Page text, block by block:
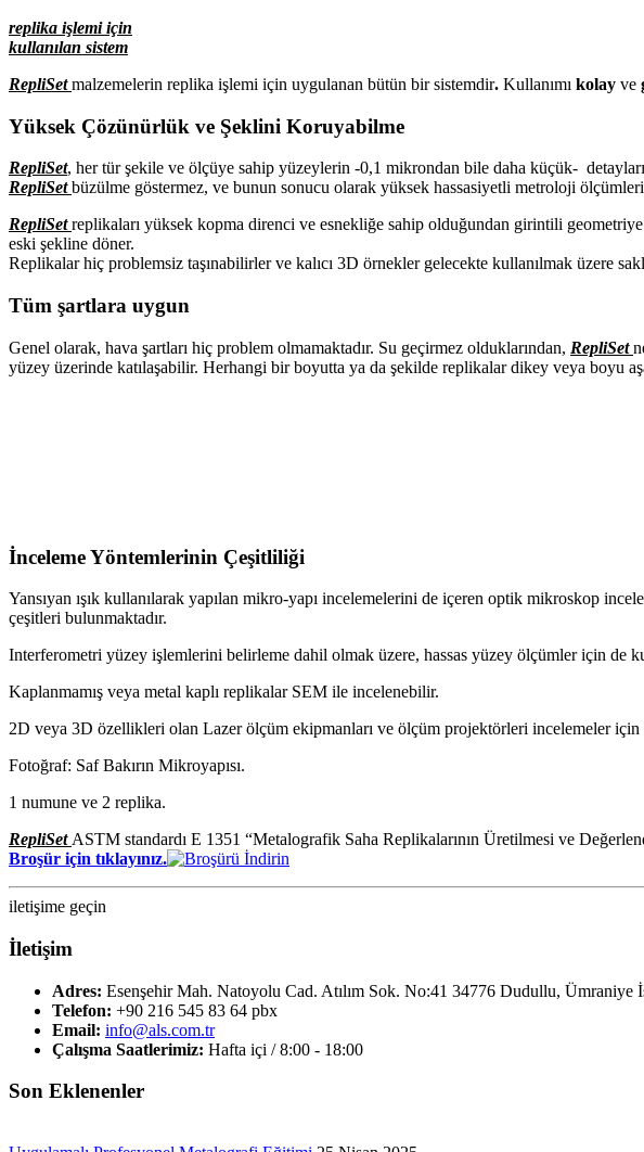
replika işlemi için
kullanılan sistem
RepliSet malzemelerin replika işlemi için uygulanan bütün bir sistemdir. Kullanımı kolay ve
Yüksek Çözünürlük ve Şeklini Koruyabilme
RepliSet, her tür şekile ve ölçüye sahip yüzeylerin -0,1 mikrondan bile daha küçük-
RepliSet büzülme göstermez, ve bunun sonucu olarak yüksek hassasiyetli metroloji
RepliSet replikaları yüksek kopma direnci ve esnekliğe sahip olduğundan girintili
eski şekline döner.
Replikalar hiç problemsiz taşınabilirler ve kalıcı 3D örnekler gelecekte kullanılmak üzere
Tüm şartlara uygun
Genel olarak, hava şartları hiç problem olmamaktadır. Su geçirmez olduklarından, RepliSet
yüzey üzerinde katılaşabilir. Herhangi bir boyutta ya da şekilde replikalar dikey veya boyu
İnceleme Yöntemlerinin Çeşitliliği
Yansıyan ışık kullanılarak yapılan mikro-yapı incelemelerini de içeren optik mikroskop
çeşitleri bulunmaktadır.
Interferometri yüzey işlemlerini belirleme dahil olmak üzere, hassas yüzey ölçümler için de
Kaplanmamış veya metal kaplı replikalar SEM ile incelenebilir.
2D veya 3D özellikleri olan Lazer ölçüm ekipmanları ve ölçüm projektörleri incelemeler için
Fotoğraf: Saf Bakırın Mikroyapısı.
1 numune ve 2 replika.
RepliSet ASTM standardı E 1351 “Metalografik Saha Replikalarının Üretilmesi ve
Broşür için tıklayınız.
iletişime geçin
İletişim
Adres: Esenşehir Mah. Natoyolu Cad. Atılım Sok. No:41 34776 Dudullu, Ümraniye
Telefon: +90 216 545 83 64 pbx
Email: info@als.com.tr
Çalışma Saatlerimiz: Hafta içi / 8:00 - 18:00
Son Eklenenler